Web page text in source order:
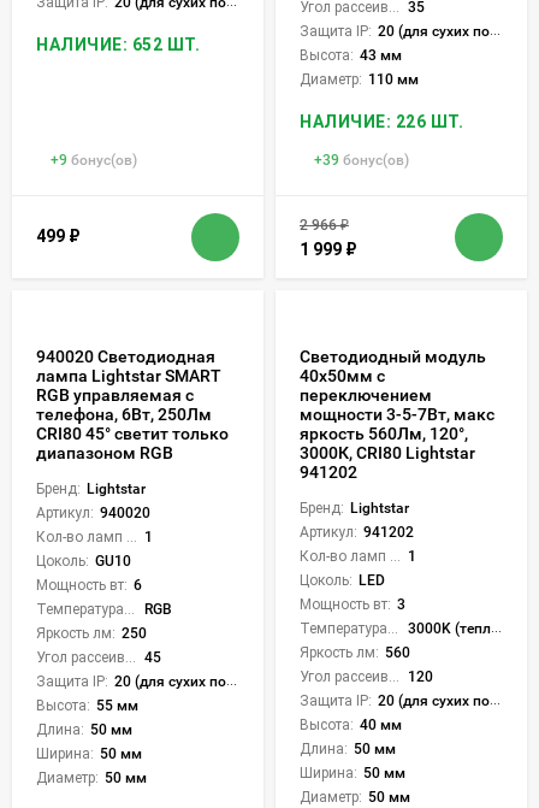
НАЛИЧИЕ: 652 ШТ.
+9 бонус(ов)
499 ₽
35
Защита IP: 20 (для сухих пом.)
Высота: 43 мм
Диаметр: 110 мм
НАЛИЧИЕ: 226 ШТ.
+39 бонус(ов)
2 966₽
1 999 ₽
940020 Светодиодная
лампа Lightstar SMART
RGB управляемая с
телефона, 6Вт, 250Лм
CRI80 45° светит только
диапазоном RGB
Бренд: Lightstar
Артикул: 940020
1
Цоколь: GU10
Мощность вт: 6
RGB
Яркость лм: 250
45
Защита IP: 20 (для сухих пом.)
Высота: 55 мм
Длина: 50 мм
Ширина: 50 мм
Диаметр: 50 мм
Светодиодный модуль
40x50мм с
переключением
мощности 3-5-7Вт, макс
яркость 560Лм, 120°,
3000К, CRI80 Lightstar
941202
Бренд: Lightstar
Артикул: 941202
1
Цоколь: LED
Мощность вт: 3
3000K (теплый)
Яркость лм: 560
120
Защита IP: 20 (для сухих пом.)
Высота: 40 мм
Длина: 50 мм
Ширина: 50 мм
Диаметр: 50 мм